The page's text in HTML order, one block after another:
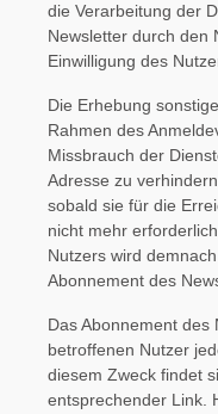
die Verarbeitung der
Newsletter durch den
Einwilligung des
Die Erhebung
Rahmen des
Missbrauch der
Adresse zu
sobald sie für die
nicht mehr
Nutzers wird
Abonnement des
Das Abonnement des
betroffenen Nutzer
diesem Zweck findet
entsprechender Link.